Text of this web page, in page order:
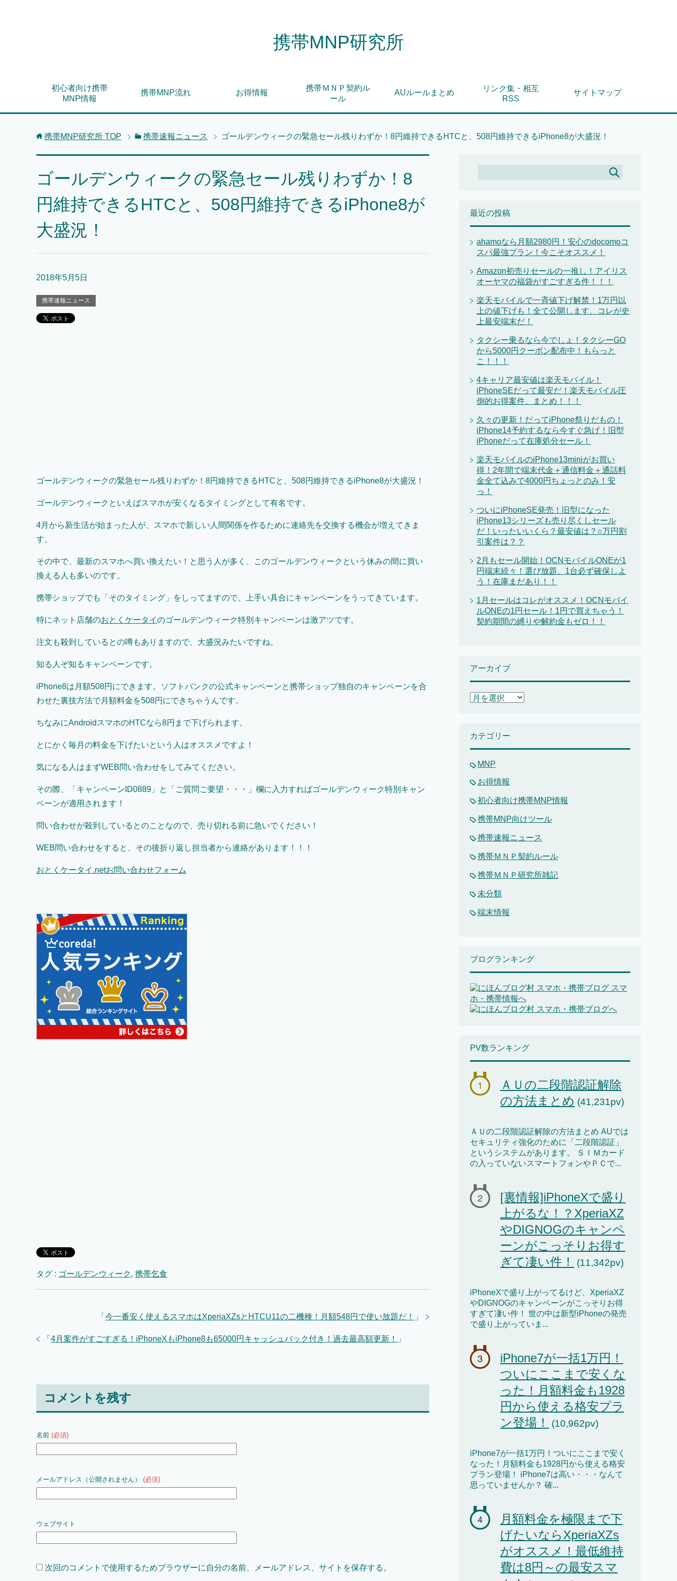
携帯MNP研究所
初心者向け携帯
MNP情報
携帯MNP流れ お得情報
携帯ＭＮＰ契約ル
ール
AUルールまとめ
リンク集・相互
RSS
サイトマップ
携帯MNP研究所 TOP 携帯速報ニュース ゴールデンウィークの緊急セール残りわずか！8円維持できるHTCと、508円維持できるiPhone8が大盛況！
ゴールデンウィークの緊急セール残りわずか！8
円維持できるHTCと、508円維持できるiPhone8が
大盛況！
2018年5月5日
携帯速報ニュース
ゴールデンウィークの緊急セール残りわずか！8円維持できるHTCと、508円維持できるiPhone8が大盛況！
ゴールデンウィークといえばスマホが安くなるタイミングとして有名です。
4月から新生活が始まった人が、スマホで新しい人間関係を作るために連絡先を交換する機会が増えてきま
す。
その中で、最新のスマホへ買い換えたい！と思う人が多く、このゴールデンウィークという休みの間に買い
換える人も多いのです。
携帯ショップでも「そのタイミング」をしってますので、上手い具合にキャンペーンをうってきています。
特にネット店舗のおとくケータイのゴールデンウィーク特別キャンペーンは激アツです。
注文も殺到しているとの噂もありますので、大盛況みたいですね。
知る人ぞ知るキャンペーンです。
iPhone8は月額508円にできます。ソフトバンクの公式キャンペーンと携帯ショップ独自のキャンペーンを合
わせた裏技方法で月額料金を508円にできちゃうんです。
ちなみにAndroidスマホのHTCなら8円まで下げられます。
とにかく毎月の料金を下げたいという人はオススメですよ！
気になる人はまずWEB問い合わせをしてみてください。
その際、「キャンペーンID0889」と「ご質問ご要望・・・」欄に入力すればゴールデンウィーク特別キャン
ペーンが適用されます！
問い合わせが殺到しているとのことなので、売り切れる前に急いでください！
WEB問い合わせをすると、その後折り返し担当者から連絡があります！！！
おとくケータイ .netお問い合わせフォーム
タグ : ゴールデンウィーク, 携帯乞食
「 今一番安く使えるスマホはXperiaXZsとHTCU11の二機種！月額548円で使い放題だ！ 」
「 4月案件がすごすぎる！iPhoneXもiPhone8も65000円キャッシュバック付き！過去最高額更新！ 」
コメントを残す
名前 (必須)
メールアドレス（公開されません） (必須)
ウェブサイト
次回のコメントで使用するためブラウザーに自分の名前、メールアドレス、サイトを保存する。
最近の投稿
ahamoなら月額2980円！安心のdocomoコ
スパ最強プラン！今こそオススメ！
Amazon初売りセールの一推し！アイリス
オーヤマの福袋がすごすぎる件！！！
楽天モバイルで一斉値下げ解禁！1万円以
上の値下げも！全て公開します、コレが史
上最安端末だ！
タクシー乗るなら今でしょ！タクシーGO
から5000円クーポン配布中！もらっと
こ！！！
4キャリア最安値は楽天モバイル！
iPhoneSEだって最安だ！楽天モバイル圧
倒的お得案件、まとめ！！！
久々の更新！だってiPhone祭りだもの！
iPhone14予約するなら今すぐ急げ！旧型
iPhoneだって在庫処分セール！
楽天モバイルのiPhone13miniがお買い
得！2年間で端末代金＋通信料金＋通話料
金全て込みで4000円ちょっとのみ！安
っ！
ついにiPhoneSE発売！旧型になった
iPhone13シリーズも売り尽くしセール
だ！いったいいくら？最安値は？○万円割
引案件は？？
2月もセール開始！OCNモバイルONEが1
円端末続々！選び放題、1台必ず確保しよ
う！在庫まだあり！！
1月セールはコレがオススメ！OCNモバイ
ルONEの1円セール！1円で買えちゃう！
契約期間の縛りや解約金もゼロ！！
アーカイブ
ア
ブ
カテゴリー
MNP
お得情報
初心者向け携帯MNP情報
携帯MNP向けツール
携帯速報ニュース
携帯ＭＮＰ契約ルール
携帯ＭＮＰ研究所雑記
未分類
端末情報
ブログランキング
PV数ランキング
ＡＵの二段階認証解除
の方法まとめ (41,231pv)
ＡＵの二段階認証解除の方法まとめ AUでは
セキュリティ強化のために「二段階認証」
というシステムがあります。 ＳＩＭカード
の入っていないスマートフォンやＰＣで...
[裏情報]iPhoneXで盛り
上がるな！？XperiaXZ
やDIGNOGのキャンペ
ーンがこっそりお得す
ぎて凄い件！
(11,342pv)
iPhoneXで盛り上がってるけど、XperiaXZ
やDIGNOGのキャンペーンがこっそりお得
すぎて凄い件！ 世の中は新型iPhoneの発売
で盛り上がっていま...
iPhone7が一括1万円！
ついにここまで安くな
った！月額料金も1928
円から使える格安プラ
ン登場！
(10,962pv)
iPhone7が一括1万円！ついにここまで安く
なった！月額料金も1928円から使える格安
プラン登場！ iPhone7は高い・・・なんて
思っていませんか？ 確...
月額料金を極限まで下
げたいならXperiaXZs
がオススメ！最低維持
費は8円～の最安スマ